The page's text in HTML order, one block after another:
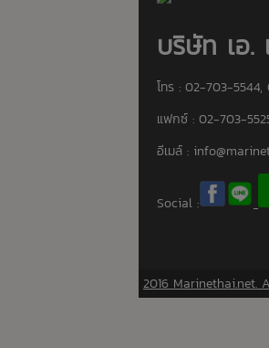
บริษัท เอ.
โทร : 02-703-
แฟกซ์ : 02-703-
อีเมล์ :
Social :
2016 Marinethai.net.